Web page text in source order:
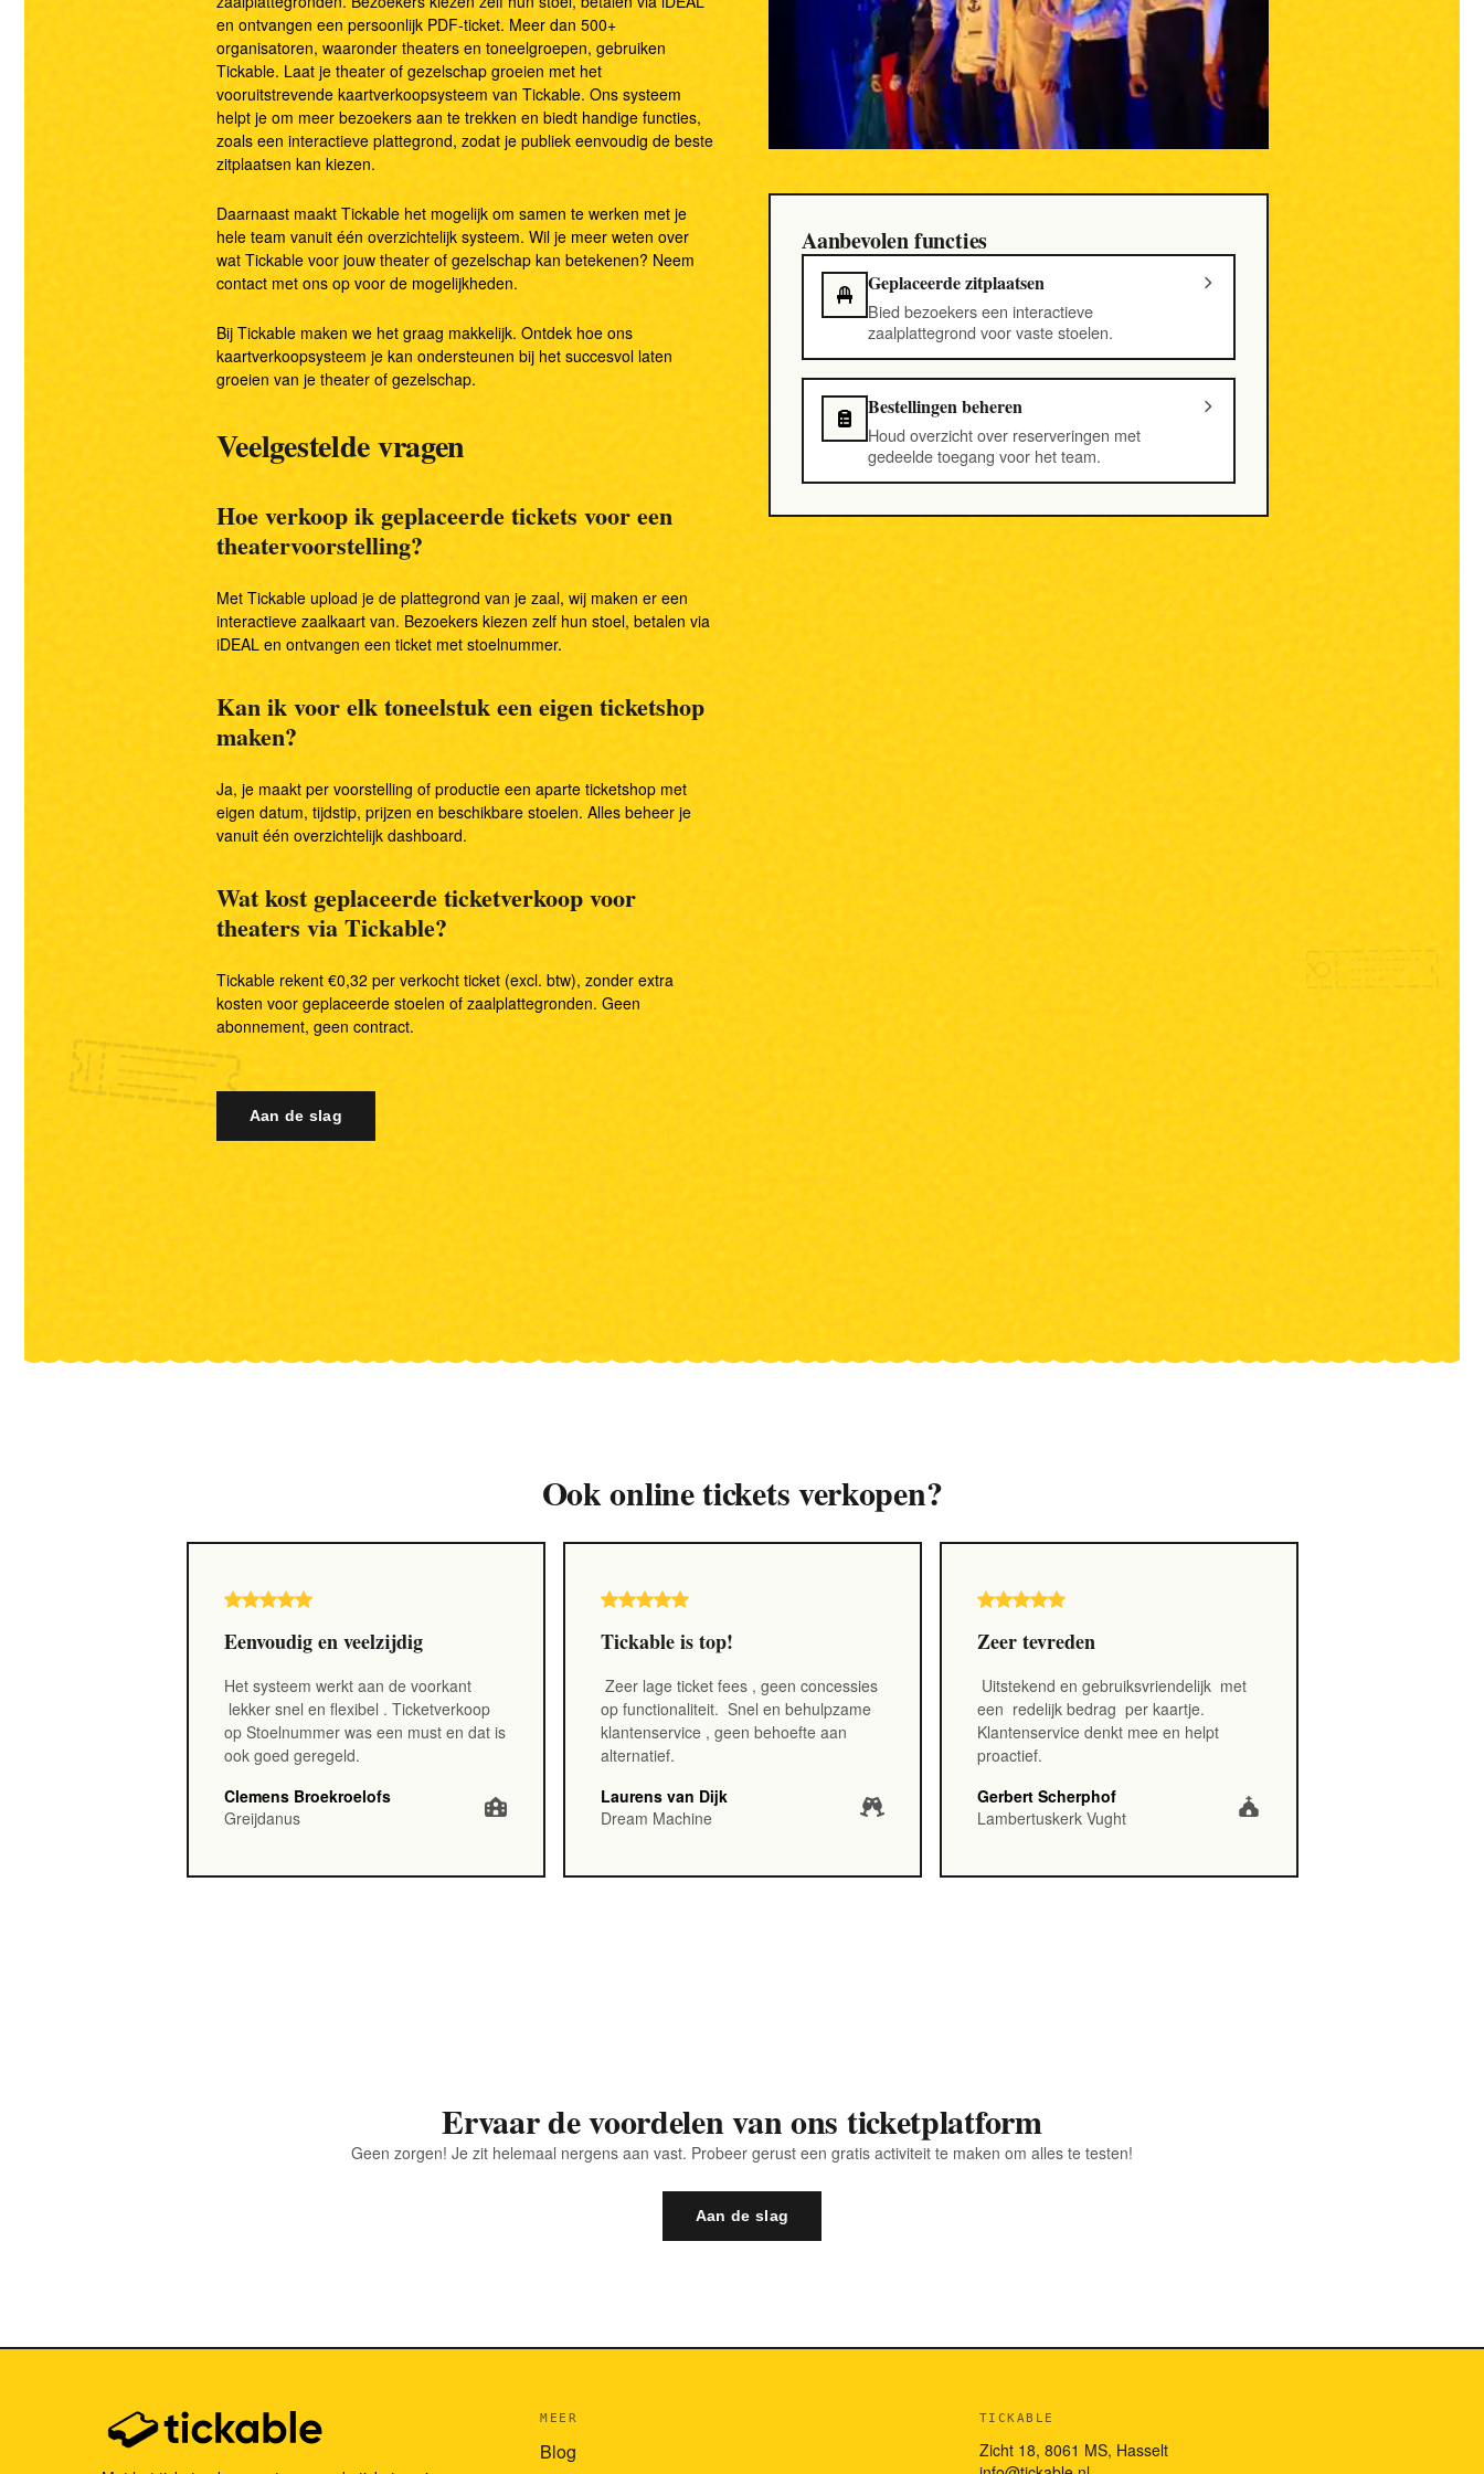
Rapportage & statistieken Apps & integraties
Alle functies bekijken
en ontvangen een persoonlijk PDF-ticket. Meer dan 500+
organisatoren, waaronder theaters en toneelgroepen, gebruiken
Tickable. Laat je theater of gezelschap groeien met het
vooruitstrevende kaartverkoopsysteem van Tickable. Ons systeem
helpt je om meer bezoekers aan te trekken en biedt handige functies,
zoals een interactieve plattegrond, zodat je publiek eenvoudig de beste
zitplaatsen kan kiezen.
Daarnaast maakt Tickable het mogelijk om samen te werken met je
hele team vanuit één overzichtelijk systeem. Wil je meer weten over
wat Tickable voor jouw theater of gezelschap kan betekenen? Neem
contact met ons op voor de mogelijkheden.
Bij Tickable maken we het graag makkelijk. Ontdek hoe ons
kaartverkoopsysteem je kan ondersteunen bij het succesvol laten
groeien van je theater of gezelschap.
Veelgestelde vragen
Hoe verkoop ik geplaceerde tickets voor een
theatervoorstelling?
Met Tickable upload je de plattegrond van je zaal, wij maken er een
interactieve zaalkaart van. Bezoekers kiezen zelf hun stoel, betalen via
iDEAL en ontvangen een ticket met stoelnummer.
Kan ik voor elk toneelstuk een eigen ticketshop
maken?
Ja, je maakt per voorstelling of productie een aparte ticketshop met
eigen datum, tijdstip, prijzen en beschikbare stoelen. Alles beheer je
vanuit één overzichtelijk dashboard.
Wat kost geplaceerde ticketverkoop voor
theaters via Tickable?
Tickable rekent €0,32 per verkocht ticket (excl. btw), zonder extra
kosten voor geplaceerde stoelen of zaalplattegronden. Geen
abonnement, geen contract.
Aan de slag
Aanbevolen functies
Geplaceerde zitplaatsen
Bied bezoekers een interactieve
zaalplattegrond voor vaste stoelen.
Bestellingen beheren
Houd overzicht over reserveringen met
gedeelde toegang voor het team.
Ook online tickets verkopen?
Eenvoudig en veelzijdig
Het systeem werkt aan de voorkant
lekker snel en flexibel . Ticketverkoop
op Stoelnummer was een must en dat is
ook goed geregeld.
Clemens Broekroelofs
Greijdanus
Tickable is top!
Zeer lage ticket fees , geen concessies
op functionaliteit. Snel en behulpzame
klantenservice , geen behoefte aan
alternatief.
Laurens van Dijk
Dream Machine
Zeer tevreden
Uitstekend en gebruiksvriendelijk met
een redelijk bedrag per kaartje.
Klantenservice denkt mee en helpt
proactief.
Gerbert Scherphof
Lambertuskerk Vught
Ervaar de voordelen van ons ticketplatform
Geen zorgen! Je zit helemaal nergens aan vast. Probeer gerust een gratis activiteit te maken om alles te testen!
Aan de slag
MEER
Blog
TICKABLE
Zicht 18, 8061 MS, Hasselt